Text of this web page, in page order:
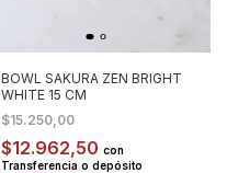
BOWL SAKURA ZEN BRIGHT
WHITE 15 CM
$15.250,00
$12.962,50 con
Transferencia o depósito